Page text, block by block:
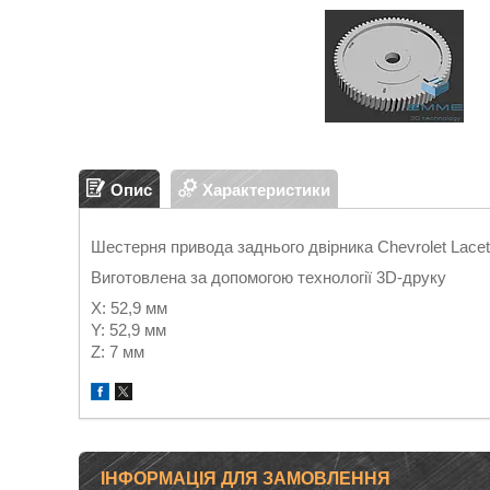
Опис Характеристики
Шестерня привода заднього двірника Chevrolet
Виготовлена за допомогою технології 3D-друку
X: 52,9 мм
Y: 52,9 мм
Z: 7 мм
ІНФОРМАЦІЯ ДЛЯ ЗАМОВЛЕННЯ